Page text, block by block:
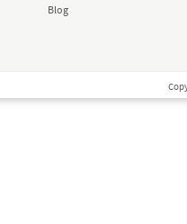
Blog